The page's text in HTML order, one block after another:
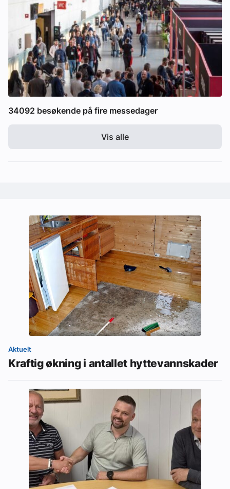
34092 besøkende på fire messedager
Vis alle
Aktuelt
Kraftig økning i antallet hyttevannskader